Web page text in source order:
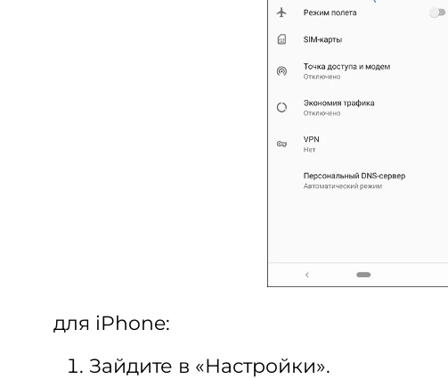
для iPhone:
Зайдите в «Настройки».